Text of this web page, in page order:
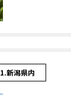
1.新潟県内